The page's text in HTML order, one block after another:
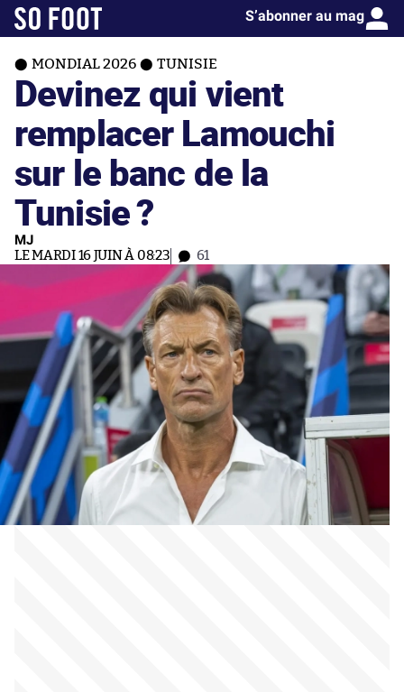
S’abonner au mag
MONDIAL 2026 TUNISIE
Devinez qui vient
remplacer Lamouchi
sur le banc de la
Tunisie ?
MJ
LE MARDI 16 JUIN À 08:23 61